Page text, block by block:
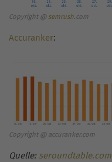
Copyright @ semrush.com
Accuranker:
Copyright @ accuranker.com
Quelle: seroundtable.com